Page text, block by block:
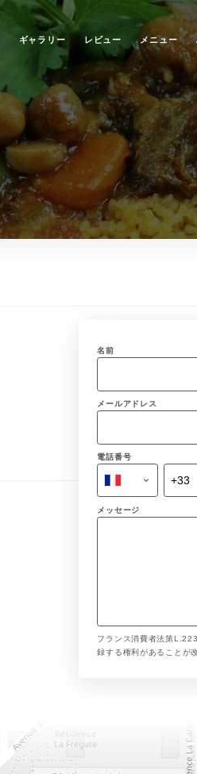
ギャラリー レビュー メニュー
名前
メールアドレス
電話番号
メッセージ
フランス消費者法第
録する権利があることが